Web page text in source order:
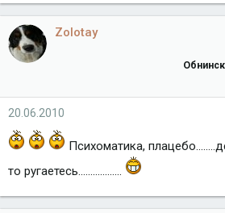
Zolotay
Обнинск
20.06.2010
Психоматика,
то ругаетесь..................